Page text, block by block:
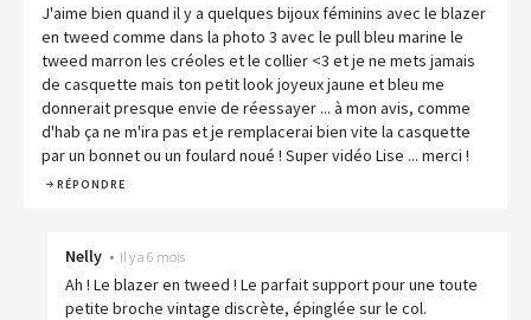
J'aime bien quand il y a quelques bijoux féminins avec le blazer
en tweed comme dans la photo 3 avec le pull bleu marine le
tweed marron les créoles et le collier <3 et je ne mets jamais
de casquette mais ton petit look joyeux jaune et bleu me
donnerait presque envie de réessayer ... à mon avis, comme
d'hab ça ne m'ira pas et je remplacerai bien vite la casquette
par un bonnet ou un foulard noué ! Super vidéo Lise ... merci !
RÉPONDRE
Nelly • Il y a 6 mois
Ah ! Le blazer en tweed ! Le parfait support pour une toute
petite broche vintage discrète, épinglée sur le col.